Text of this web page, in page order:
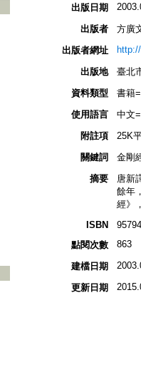
出版日期
出版者
方廣
出版者網址
出版地
臺北
資料類型
書籍
使用語言
中文
附註項
25K
關鍵詞
金剛
摘要
唐新
餘年
經》
ISBN
點閱次數
863
建檔日期
更新日期